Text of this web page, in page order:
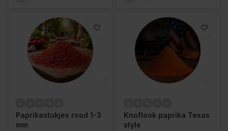
Paprikastukjes rood 1-3
mm
Knoflook paprika Texas
style